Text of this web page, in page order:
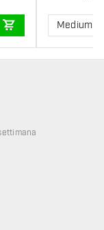
AGGIUNGI AL
Medium
disponibile
clienti non disponibile